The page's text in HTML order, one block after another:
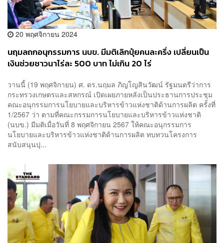
20 พฤศจิกายน 2024
นฤมลถกอนุกรรมการ นบข. มีมติเลิกปุ๋ยคนละครึ่ง เปลี่ยนเป็น
เงินช่วยชาวนาไร่ละ 500 บาท ไม่เกิน 20 ไร่
วานนี้ (19 พฤศจิกายน) ศ. ดร.นฤมล ภิญโญสินวัฒน์ รัฐมนตรีว่าการ
กระทรวงเกษตรและสหกรณ์ เปิดเผยภายหลังเป็นประธานการประชุม
คณะอนุกรรมการนโยบายและบริหารข้าวแห่งชาติด้านการผลิต ครั้งที่
1/2567 ว่า ตามที่คณะกรรมการนโยบายและบริหารข้าวแห่งชาติ
(นบข.) มีมติเมื่อวันที่ 8 พฤศจิกายน 2567 ให้คณะอนุกรรมการ
นโยบายและบริหารข้าวแห่งชาติด้านการผลิต ทบทวนโครงการ
สนับสนุนปุ...